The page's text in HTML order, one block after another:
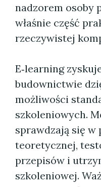
nadzorem osoby
właśnie część
rzeczywistej
E‑learning
budownictwie
możliwości
szkoleniowych.
sprawdzają się w
teoretycznej,
przepisów i
szkoleniowej.